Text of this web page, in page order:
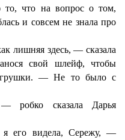
то, что на вопрос о том,
и совсем не знала про
лишняя здесь, — сказала
свой шлейф, чтобы
— Не то было с
сказала Дарья
его видела, Сережу, —